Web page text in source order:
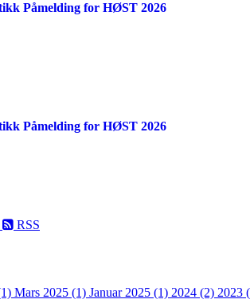
Påmelding for HØST 2026
Påmelding for HØST 2026
RSS
Mars 2025 (1) Januar 2025 (1) 2024 (2) 2023